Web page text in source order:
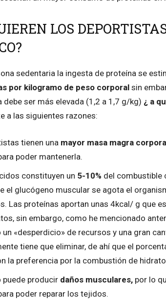
LOS
sedentaria la ingesta de proteína se
por kilogramo de peso corporal sin
debe ser más elevada (1,2 a 1,7 g/kg) ¿ a
a las siguientes razones:
tienen una mayor masa magra
poder mantenerla.
constituyen un 5-10% del combustible
el glucógeno muscular se agota el
Las proteínas aportan unas 4kcal/ g que
sin embargo, como he mencionado
«desperdicio» de recursos y una gran
tiene que eliminar, de ahí que el
la preferencia por la combustión de
puede producir daños musculares, por lo
poder reparar los tejidos.